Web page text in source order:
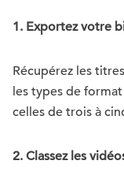
1. Exportez votre
Récupérez les
les types de
celles de trois à
2. Classez les